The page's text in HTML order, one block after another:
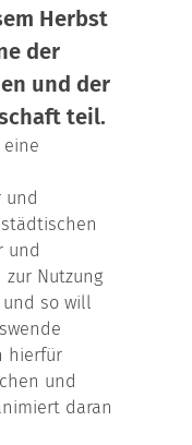
Herbst
der
und der
teil.
und
und
Nutzung
und so will
hierfür
und
daran